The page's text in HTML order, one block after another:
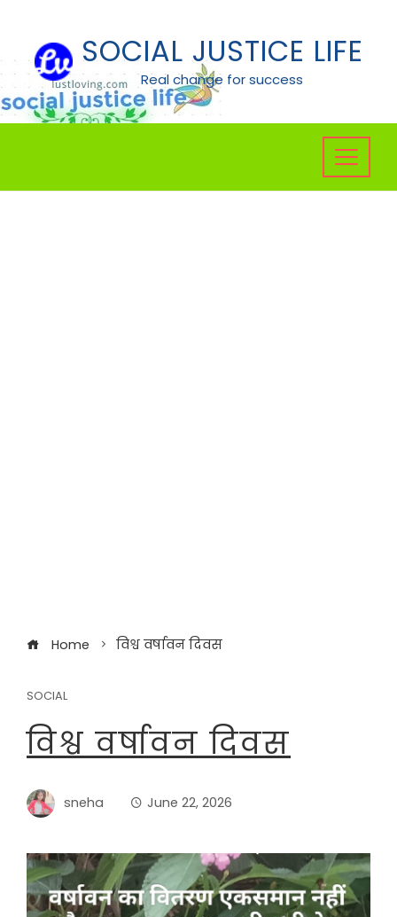
content
SOCIAL JUSTICE LIFE
Real change for success
Home विश्व वर्षावन दिवस
SOCIAL
विश्व वर्षावन दिवस
sneha June 22, 2026